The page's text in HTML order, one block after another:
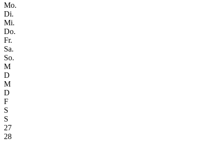
Mo.
Di.
Mi.
Do.
Fr.
Sa.
So.
M
D
M
D
F
S
S
27
28